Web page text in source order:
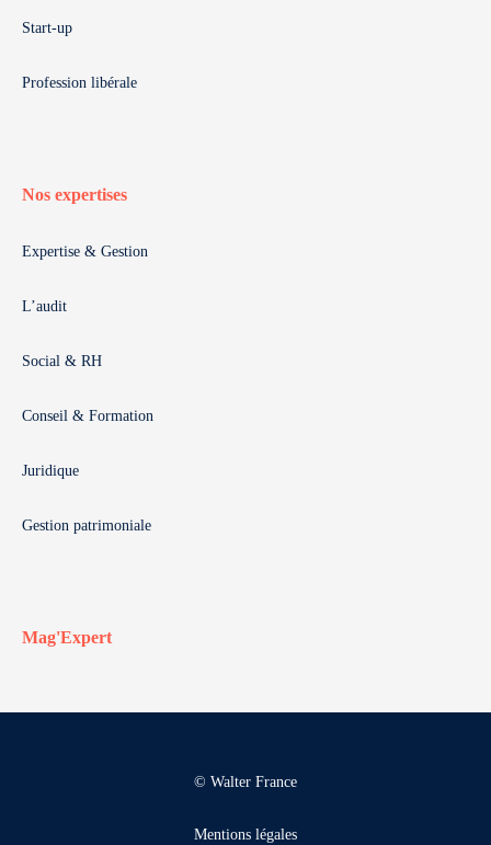
Start-up
Profession libérale
Nos expertises
Expertise & Gestion
L’audit
Social & RH
Conseil & Formation
Juridique
Gestion patrimoniale
Mag'Expert
© Walter France
Mentions légales